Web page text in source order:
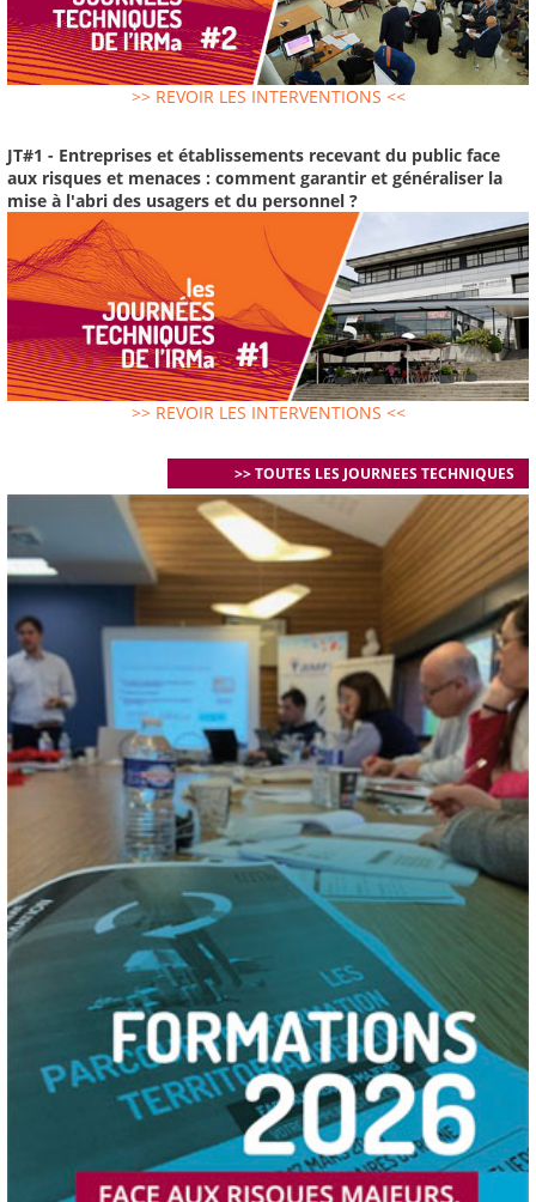
>> REVOIR LES INTERVENTIONS <<
JT#1 - Entreprises et établissements recevant du public face
aux risques et menaces : comment garantir et généraliser la
mise à l'abri des usagers et du personnel ?
>> REVOIR LES INTERVENTIONS <<
>> TOUTES LES JOURNEES TECHNIQUES